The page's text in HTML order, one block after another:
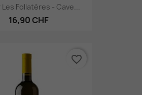
Les Follatères - Cave...
16,90 CHF
favorite_border